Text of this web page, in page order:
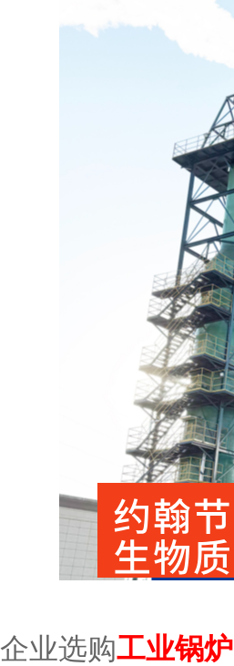
企业选购工业锅炉